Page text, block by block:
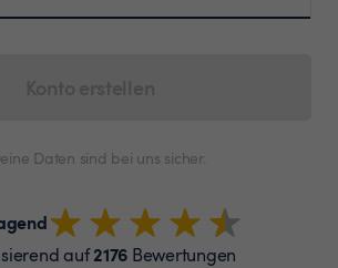
Daten sind bei uns sicher.
auf2176 Bewertungen